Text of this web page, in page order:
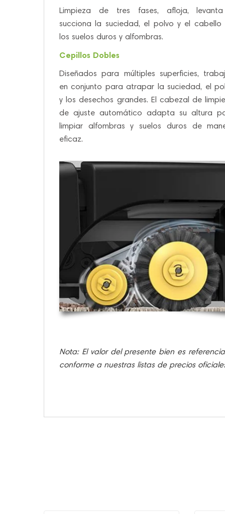
Limpieza de tres fases, afloja,
succiona la suciedad, el polvo y el cabello
los suelos duros y alfombras.
Cepillos Dobles
Diseñados para múltiples superficies,
en conjunto para atrapar la suciedad, el
y los desechos grandes. El cabezal de
de ajuste automático adapta su altura
limpiar alfombras y suelos duros de
eficaz.
Nota: El valor del presente bien es
conforme a nuestras listas de precios